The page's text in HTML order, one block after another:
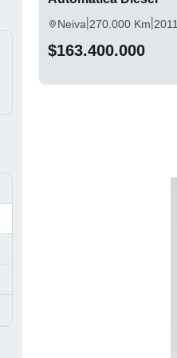
Neiva|270.000 Km|2011
$163.400.000